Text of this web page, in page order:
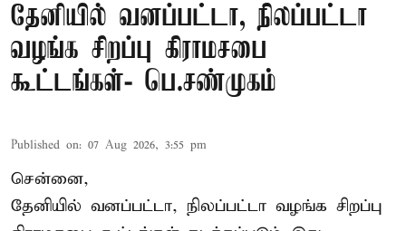
தேனியில் வனப்பட்டா, நிலப்பட்டா
வழங்க சிறப்பு கிராமசபை
கூட்டங்கள்- பெ.சண்முகம்
Published on: 07 Aug 2026, 3:55 pm
சென்னை,
தேனியில் வனப்பட்டா, நிலப்பட்டா வழங்க சிறப்பு